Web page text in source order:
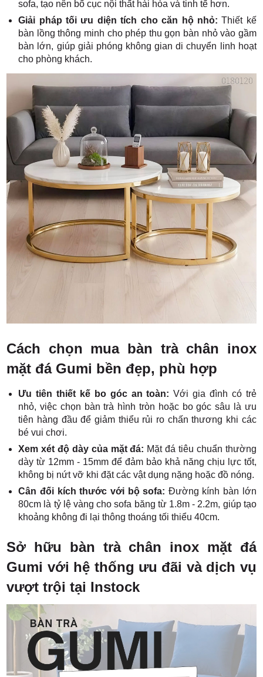
sofa, tạo nên bố cục nội thất hài hòa và tinh tế hơn.
Giải pháp tối ưu diện tích cho căn hộ nhỏ:Thiết kế
bàn lồng thông minh cho phép thu gọn bàn nhỏ vào gầm
bàn lớn, giúp giải phóng không gian di chuyển linh hoạt
cho phòng khách.
Cách chọn mua bàn trà chân inox
mặt đá Gumi bền đẹp, phù hợp
Ưu tiên thiết kế bo góc an toàn: Với gia đình có trẻ
nhỏ, việc chọn bàn trà hình tròn hoặc bo góc sâu là ưu
tiên hàng đầu để giảm thiểu rủi ro chấn thương khi các
bé vui chơi.
Xem xét độ dày của mặt đá: Mặt đá tiêu chuẩn thường
dày từ 12mm - 15mm để đảm bảo khả năng chịu lực tốt,
không bị nứt vỡ khi đặt các vật dụng nặng hoặc đồ nóng.
Cân đối kích thước với bộ sofa: Đường kính bàn lớn
80cm là tỷ lệ vàng cho sofa băng từ 1.8m - 2.2m, giúp tạo
khoảng không đi lại thông thoáng tối thiểu 40cm.
Sở hữu bàn trà chân inox mặt đá
Gumi với hệ thống ưu đãi và dịch vụ
vượt trội tại Instock